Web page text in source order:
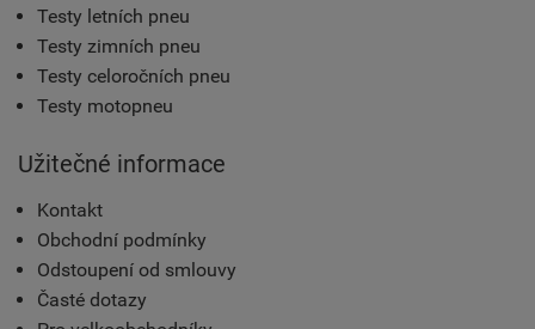
Testy letních pneu
Testy zimních pneu
Testy celoročních pneu
Testy motopneu
Užitečné informace
Kontakt
Obchodní podmínky
Odstoupení od smlouvy
Časté dotazy